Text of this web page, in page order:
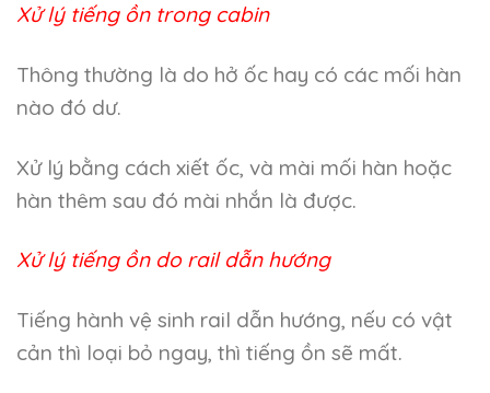
Xử lý tiếng ồn trong cabin
Thông thường là do hở ốc hay có các mối hàn
nào đó dư.
Xử lý bằng cách xiết ốc, và mài mối hàn hoặc
hàn thêm sau đó mài nhắn là được.
Xử lý tiếng ồn do rail dẫn hướng
Tiếng hành vệ sinh rail dẫn hướng, nếu có vật
cản thì loại bỏ ngay, thì tiếng ồn sẽ mất.